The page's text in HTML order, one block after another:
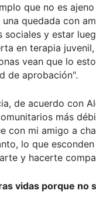
que no es
quedada con
sociales y estar
en terapia
vean que lo
de aprobación".
de acuerdo con
más
con mi amigo a
lo que
y hacerte
vidas porque no